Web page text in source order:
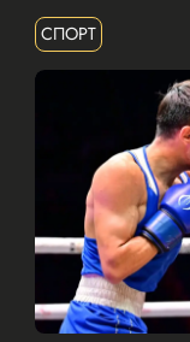
СПОРТ